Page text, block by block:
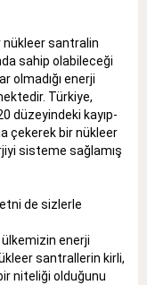
nükleer santralin
sahip olabileceği
olmadığı enerji
Türkiye,
düzeyindeki kayıp-
çekerek bir nükleer
sisteme sağlamış
de sizlerle
ülkemizin enerji
santrallerin kirli,
niteliği olduğunu